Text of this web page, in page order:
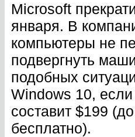
Microsoft
января. В
компьютеры не
подвергнуть
подобных
Windows 10,
составит $199
бесплатно).